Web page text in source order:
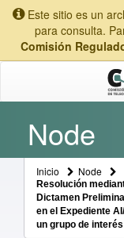
Este sitio es un
para consulta.
Comisión
Node
Inicio Node
Resolución
Dictamen
en el Expediente
un grupo de